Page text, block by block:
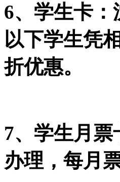
6、学生卡
以下学生凭
折优惠。
7、学生月
办理，每月